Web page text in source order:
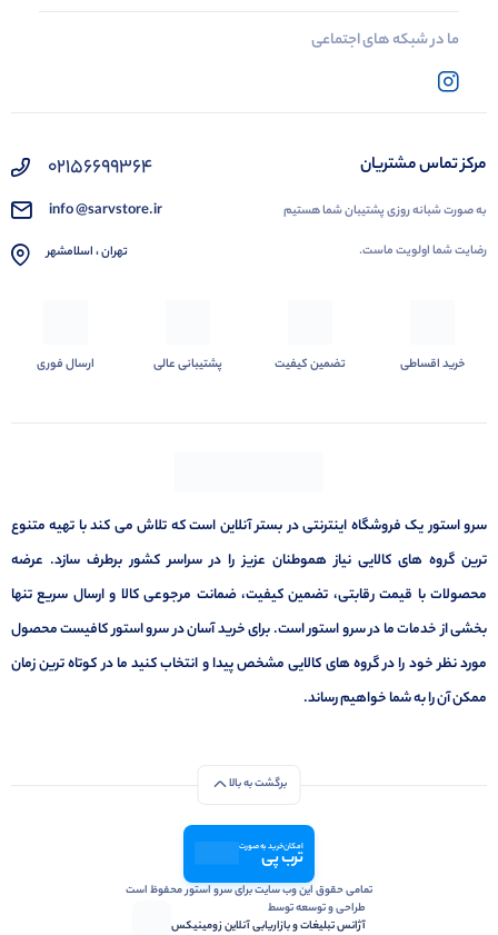
ما در شبکه های اجتماعی
مرکز تماس مشتریان
به صورت شبانه روزی پشتیبان شما هستیم
رضایت شما اولویت ماست.
02156699364
info @sarvstore.ir
تهران ، اسلامشهر
خرید اقساطی تضمین کیفیت پشتیبانی عالی ارسال فوری
سرو استور یک فروشگاه اینترنتی در بستر آنلاین است که تلاش می کند با تهیه متنوع
ترین گروه های کالایی نیاز هموطنان عزیز را در سراسر کشور برطرف سازد. عرضه
محصولات با قیمت رقابتی، تضمین کیفیت، ضمانت مرجوعی کالا و ارسال سریع تنها
بخشی از خدمات ما در سرو استور است. برای خرید آسان در سرو استور کافیست محصول
مورد نظر خود را در گروه های کالایی مشخص پیدا و انتخاب کنید ما در کوتاه ترین زمان
ممکن آن را به شما خواهیم رساند.
برگشت به بالا
امکان خرید به صورت
ترب پی
تمامی حقوق این وب سایت برای سرو استور محفوظ است
طراحی و توسعه توسط
آژانس تبلیغات و بازاریابی آنلاین زومینیکس